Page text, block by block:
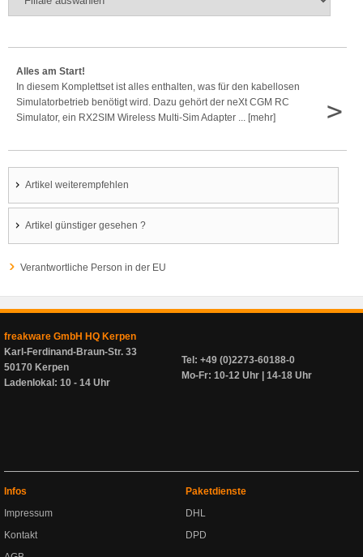
Alles am Start!
In diesem Komplettset ist alles enthalten, was für den kabellosen
Simulatorbetrieb benötigt wird. Dazu gehört der neXt CGM RC
Simulator, ein RX2SIM Wireless Multi-Sim Adapter ... [mehr]
>
Artikel weiterempfehlen
Artikel günstiger gesehen ?
Verantwortliche Person in der EU
freakware GmbH HQ Kerpen
Karl-Ferdinand-Braun-Str. 33
50170 Kerpen
Ladenlokal: 10 - 14 Uhr
Tel: +49 (0)2273-60188-0
Mo-Fr: 10-12 Uhr | 14-18 Uhr
Infos
Impressum
Kontakt
Paketdienste
DHL
DPD